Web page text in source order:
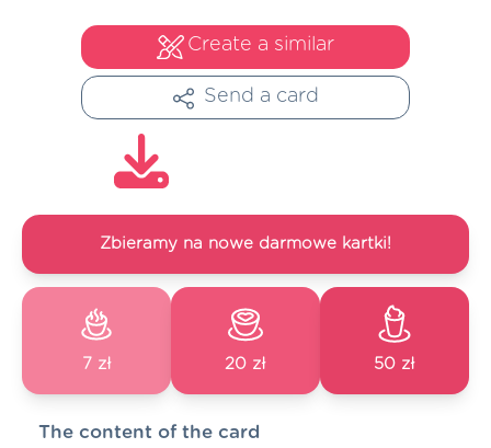
Create a similar
Send a card
Zbieramy na nowe darmowe kartki!
7 zł 20 zł 50 zł
The content of the card